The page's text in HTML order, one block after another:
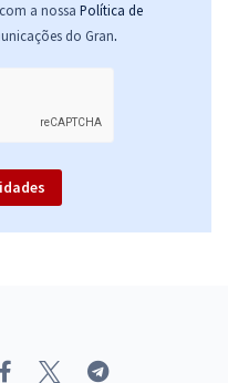
a nossa Política de
do Gran.